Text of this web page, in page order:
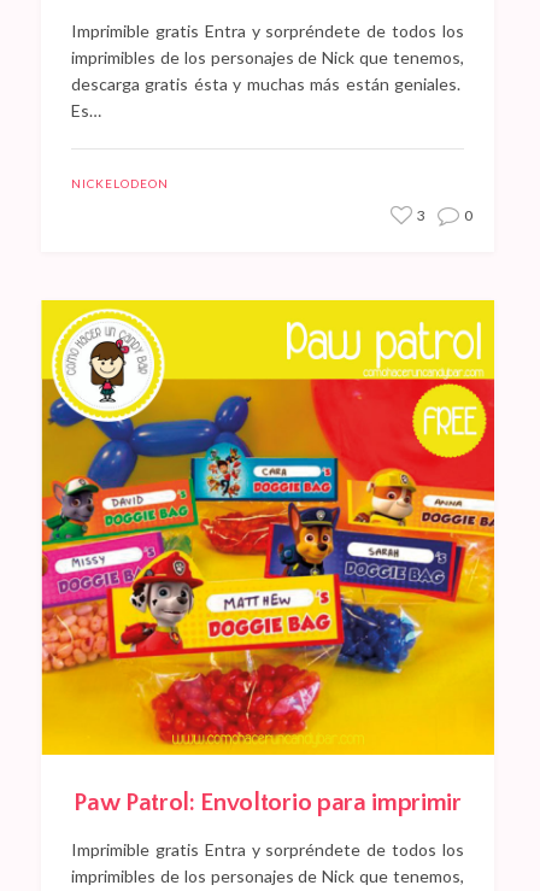
Imprimible gratis Entra y sorpréndete de todos los
imprimibles de los personajes de Nick que tenemos,
descarga gratis ésta y muchas más están geniales.
Es…
NICKELODEON
3 0
Paw Patrol: Envoltorio para imprimir
Imprimible gratis Entra y sorpréndete de todos los
imprimibles de los personajes de Nick que tenemos,